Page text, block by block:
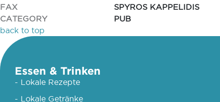
FAX
SPYROS KAPPELIDIS
CATEGORY
PUB
back to top
Essen & Trinken
- Lokale Rezepte
- Lokale Getränke